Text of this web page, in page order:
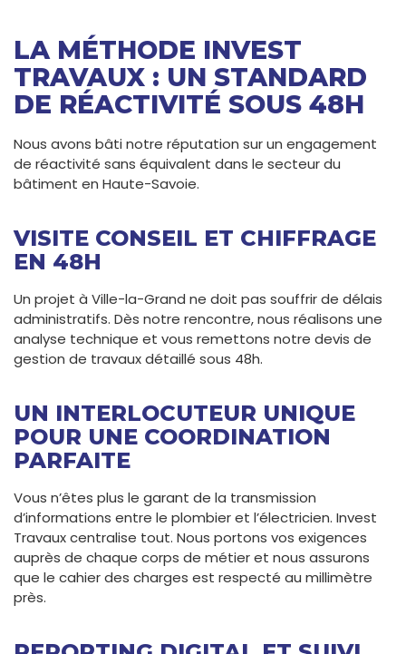
LA MÉTHODE INVEST
TRAVAUX : UN STANDARD
DE RÉACTIVITÉ SOUS 48H
Nous avons bâti notre réputation sur un engagement
de réactivité sans équivalent dans le secteur du
bâtiment en Haute-Savoie.
VISITE CONSEIL ET CHIFFRAGE
EN 48H
Un projet à Ville-la-Grand ne doit pas souffrir de délais
administratifs. Dès notre rencontre, nous réalisons une
analyse technique et vous remettons notre devis de
gestion de travaux détaillé sous 48h.
UN INTERLOCUTEUR UNIQUE
POUR UNE COORDINATION
PARFAITE
Vous n’êtes plus le garant de la transmission
d’informations entre le plombier et l’électricien. Invest
Travaux centralise tout. Nous portons vos exigences
auprès de chaque corps de métier et nous assurons
que le cahier des charges est respecté au millimètre
près.